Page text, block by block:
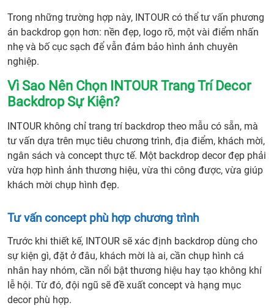
Trong những trường hợp này, INTOUR có thể tư vấn phương
án backdrop gọn hơn: nền đẹp, logo rõ, một vài điểm nhấn
nhẹ và bố cục sạch để vẫn đảm bảo hình ảnh chuyên
nghiệp.
Vì Sao Nên Chọn INTOUR Trang Trí Decor
Backdrop Sự Kiện?
INTOUR không chỉ trang trí backdrop theo mẫu có sẵn, mà
tư vấn dựa trên mục tiêu chương trình, địa điểm, khách mời,
ngân sách và concept thực tế. Một backdrop decor đẹp phải
vừa hợp hình ảnh thương hiệu, vừa thi công được, vừa giúp
khách mời chụp hình đẹp.
Tư vấn concept phù hợp chương trình
Trước khi thiết kế, INTOUR sẽ xác định backdrop dùng cho
sự kiện gì, đặt ở đâu, khách mời là ai, cần chụp hình cá
nhân hay nhóm, cần nổi bật thương hiệu hay tạo không khí
lễ hội. Từ đó, đội ngũ sẽ đề xuất concept và hạng mục
decor phù hợp.